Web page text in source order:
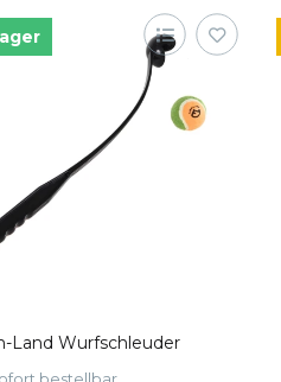
Land Wurfschleuder